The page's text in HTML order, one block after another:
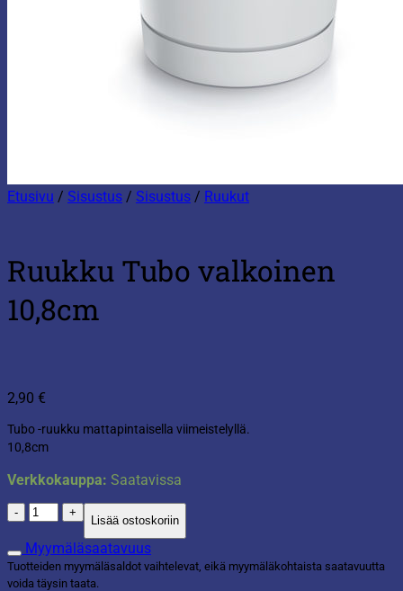
Etusivu / Sisustus / Sisustus / Ruukut
Ruukku Tubo valkoinen
10,8cm
2,90 €
Tubo -ruukku mattapintaisella viimeistelyllä.
10,8cm
Verkkokauppa: Saatavissa
Ruukku
Tubo
valkoinen
10,8cm
määrä
Lisää ostoskoriin
Myymäläsaatavuus
Tuotteiden myymäläsaldot vaihtelevat, eikä myymäläkohtaista saatavuutta
voida täysin taata.